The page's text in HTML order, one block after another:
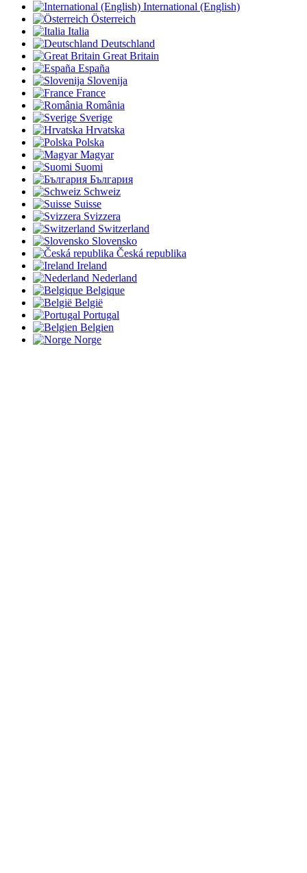
International (English)
Österreich
Italia
Deutschland
Great Britain
España
Slovenija
France
România
Sverige
Hrvatska
Polska
Magyar
Suomi
България
Schweiz
Suisse
Svizzera
Switzerland
Slovensko
Česká republika
Ireland
Nederland
Belgique
België
Portugal
Belgien
Norge